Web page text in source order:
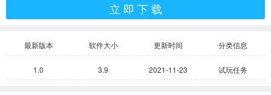
立 即 下 载
最新版本 软件大小 更新时间 分类信息
1.0 3.9 2021-11-23 试玩任务